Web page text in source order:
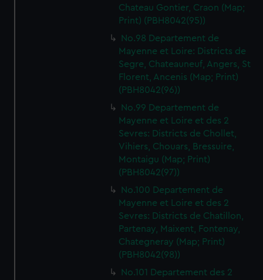
Chateau Gontier, Craon (Map;
Print) (PBH8042(95))
No.98 Departement de
Mayenne et Loire: Districts de
Segre, Chateauneuf, Angers, St
Florent, Ancenis (Map; Print)
(PBH8042(96))
No.99 Departement de
Mayenne et Loire et des 2
Sevres: Districts de Chollet,
Vihiers, Chouars, Bressuire,
Montaigu (Map; Print)
(PBH8042(97))
No.100 Departement de
Mayenne et Loire et des 2
Sevres: Districts de Chatillon,
Partenay, Maixent, Fontenay,
Chategneray (Map; Print)
(PBH8042(98))
No.101 Departement des 2